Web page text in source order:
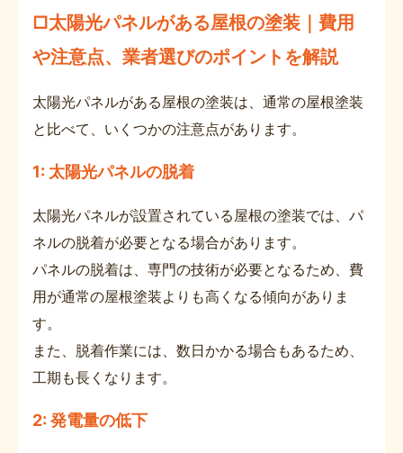
□太陽光パネルがある屋根の塗装｜費用
や注意点、業者選びのポイントを解説
太陽光パネルがある屋根の塗装は、通常の屋根塗装
と比べて、いくつかの注意点があります。
1: 太陽光パネルの脱着
太陽光パネルが設置されている屋根の塗装では、パ
ネルの脱着が必要となる場合があります。
パネルの脱着は、専門の技術が必要となるため、費
用が通常の屋根塗装よりも高くなる傾向がありま
す。
また、脱着作業には、数日かかる場合もあるため、
工期も長くなります。
2: 発電量の低下